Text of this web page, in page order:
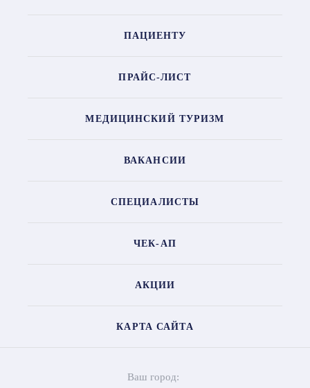
ПАЦИЕНТУ
ПРАЙС-ЛИСТ
МЕДИЦИНСКИЙ ТУРИЗМ
ВАКАНСИИ
СПЕЦИАЛИСТЫ
ЧЕК-АП
АКЦИИ
КАРТА САЙТА
Ваш город: